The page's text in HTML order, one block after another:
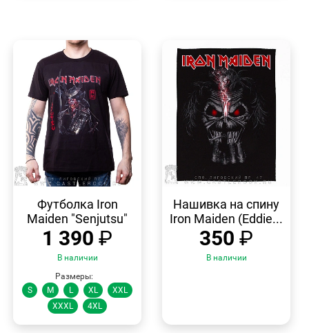
ПРОСМОТР
Футболка Iron
Maiden "Senjutsu"
1 390 ₽
В наличии
Размеры:
S
M L XL
XXL
XXXL
4XL
ПРОСМОТР
Нашивка на спину
Iron Maiden (Eddie...
350 ₽
В наличии